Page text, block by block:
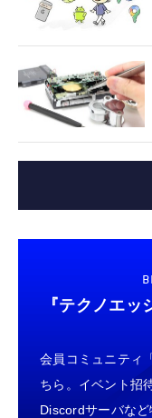
『テクノエッ
会員コミュニティ
ちら。イベント招
Discordサーバな